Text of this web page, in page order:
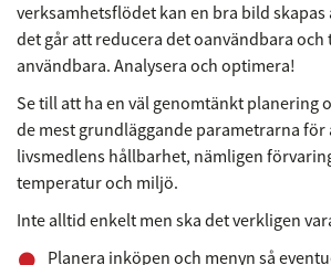
verksamhetsflödet kan en bra bild skapas
det går att reducera det oanvändbara och
användbara. Analysera och optimera!
Se till att ha en väl genomtänkt planering
de mest grundläggande parametrarna för
livsmedlens hållbarhet, nämligen
temperatur och miljö.
Inte alltid enkelt men ska det verkligen
Planera inköpen och menyn så